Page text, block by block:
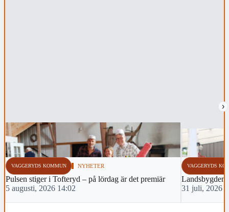
›
VAGGERYDS KOMMUN NYHETER
Pulsen stiger i Tofteryd – på lördag är det premiär
5 augusti, 2026 14:02
VAGGERYDS
Landsbygden
31 juli, 2026